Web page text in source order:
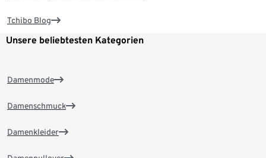
Tchibo Blog
Unsere beliebtesten Kategorien
Damenmode
Damenschmuck
Damenkleider